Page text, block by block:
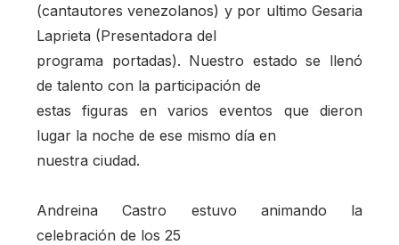
(cantautores venezolanos) y por ultimo Gesaria
Laprieta (Presentadora del
programa portadas). Nuestro estado se llenó
de talento con la participación de
estas figuras en varios eventos que dieron
lugar la noche de ese mismo día en
nuestra ciudad.
Andreina Castro estuvo animando la
celebración de los 25